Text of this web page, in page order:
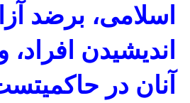
اسلامی، برضد
اندیشیدن افراد،
آنان در